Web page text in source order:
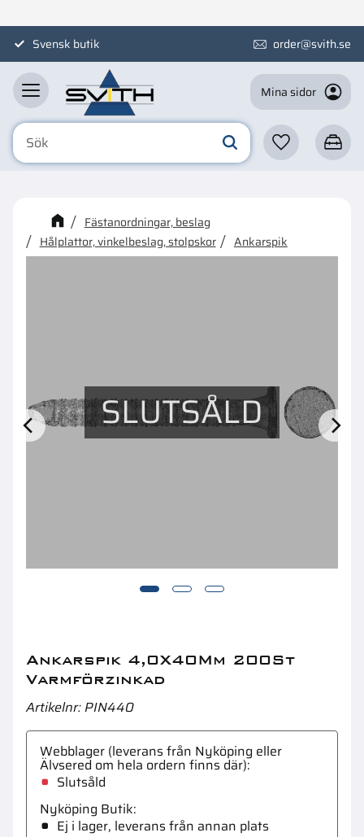
MenySvensk butik order@svith.se
Mina sidor
Favoriter
Kanske någon av dessa
produkter kan intressera dig?
Fästanordningar, beslag
Hålplattor, vinkelbeslag, stolpskor
Ankarspik
SLUTSÅLD
Ankarspik 4,0X40Mm 200St
Varmförzinkad
Artikelnr PIN440
Webblager (leverans från Nyköping eller
Älvsered om hela ordern finns där)
Slutsåld
Nyköping Butik
Ej i lager, leverans från annan plats